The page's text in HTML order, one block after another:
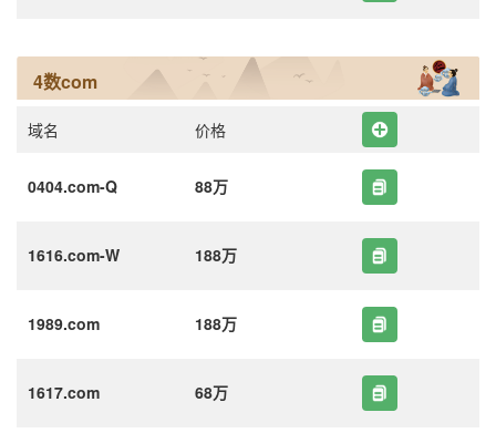
4数com
域名 价格
0404.com-Q 88万
1616.com-W 188万
1989.com 188万
1617.com 68万